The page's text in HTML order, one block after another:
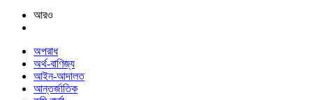
আরও
অপরাধ
অর্থ-বাণিজ্য
আইন-আদালত
আন্তর্জাতিক